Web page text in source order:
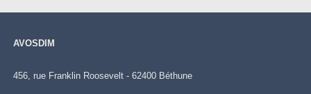
AVOSDIM
456, rue Franklin Roosevelt - 62400 Béthune